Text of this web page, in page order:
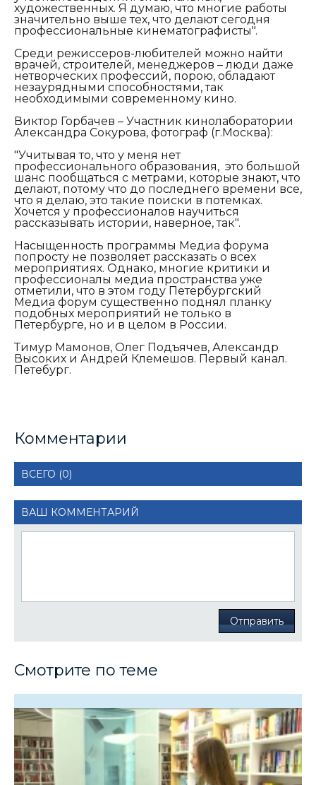
художественных. Я думаю, что многие работы
значительно выше тех, что делают сегодня
профессиональные кинематографисты".
Среди режиссеров-любителей можно найти
врачей, строителей, менеджеров – люди даже
нетворческих профессий, порою, обладают
незаурядными способностями, так
необходимыми современному кино.
Виктор Горбачев – Участник кинолаборатории
Александра Сокурова, фотограф (г.Москва):
"Учитывая то, что у меня нет
профессионального образования, это большой
шанс пообщаться с метрами, которые знают, что
делают, потому что до последнего времени все,
что я делаю, это такие поиски в потемках.
Хочется у профессионалов научиться
рассказывать истории, наверное, так".
Насыщенность программы Медиа форума
попросту не позволяет рассказать о всех
мероприятиях. Однако, многие критики и
профессионалы медиа пространства уже
отметили, что в этом году Петербургский
Медиа форум существенно поднял планку
подобных мероприятий не только в
Петербурге, но и в целом в России.
Тимур Мамонов, Олег Подъячев, Александр
Высоких и Андрей Клемешов. Первый канал.
Петебург.
Комментарии
ВСЕГО (0)
ВАШ КОММЕНТАРИЙ
Отправить
Смотрите по теме